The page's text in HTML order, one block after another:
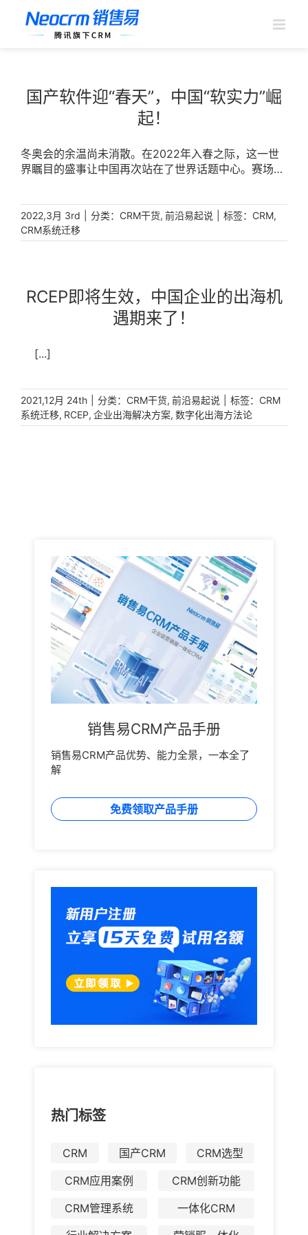
国产软件迎“春天”，中国“软实力”崛
起！
冬奥会的余温尚未消散。在2022年入春之际，这一世
界瞩目的盛事让中国再次站在了世界话题中心。赛场
一批批科技成果应用于疫情防控、媒体转播等领域，让
绿色冬奥、科技冬奥的愿景逐步走进现实。短短16天，
中国书写了“中国式浪漫”，也让世界看到了“大国自
业起步晚，核心技术、产品、服务曾很长一段时间依赖
于进口。但国际形势风云变幻，受近年来外部环境变化
影响，很多国内企业在开拓全球化业务中受到了阻力;且
等限制。企业逐步意识到：在服务软件选择上，要重新
时间更长，产品技术更先进，品牌知名度更高，那肯定
是国外品牌更好啊。”然而实际上，在近年来政策鼓励
和市场催动之下，本土软件厂商积极投入研发、加快创
规要求、出海数据监管政策、打通海外 [...]
2022,3月 3rd 分类： CRM干货, 前沿易起说 标签： CRM,
CRM系统迁移
RCEP即将生效，中国企业的出海机
遇期来了！
[...]
2021,12月 24th 分类： CRM干货, 前沿易起说 标签： CRM
系统迁移, RCEP, 企业出海解决方案, 数字化出海方法论
销售易CRM产品手册
销售易CRM产品优势、能力全景，一本全了
解
免费领取产品手册
热门标签
CRM 国产CRM
CRM选型
CRM应用案例
CRM创新功能
CRM管理系统
一体化CRM